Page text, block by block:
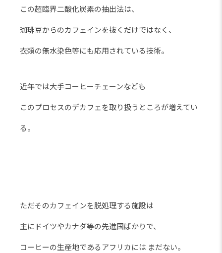
この超臨界二酸化炭素の抽出法は、
珈琲豆からのカフェインを抜くだけではなく、
衣類の無水染色等にも応用されている技術。
近年では大手コーヒーチェーンなども
このプロセスのデカフェを取り扱うところが増えてい
る。
ただそのカフェインを脱処理する施設は
主にドイツやカナダ等の先進国ばかりで、
コーヒーの生産地であるアフリカには まだない。